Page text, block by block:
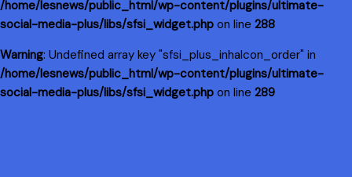
/home/lesnews/public_html/wp-content/plugins/ultimate-
social-media-plus/libs/sfsi_widget.php on line 288
Warning: Undefined array key "sfsi_plus_inhaIcon_order" in
/home/lesnews/public_html/wp-content/plugins/ultimate-
social-media-plus/libs/sfsi_widget.php on line 289